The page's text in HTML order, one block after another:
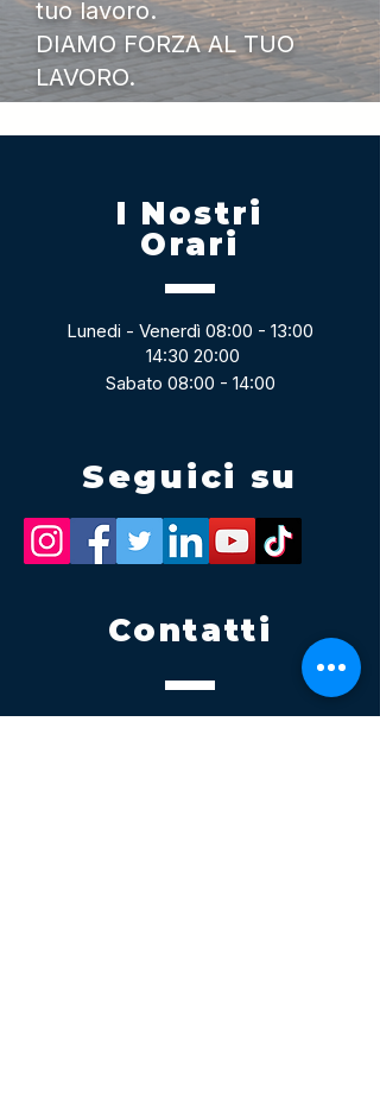
tuo lavoro.
DIAMO FORZA AL TUO
LAVORO.
I Nostri
Orari
Lunedi - Venerdì 08:00 - 13:00
14:30 20:00
Sabato 08:00 - 14:00
Seguici su
Contatti